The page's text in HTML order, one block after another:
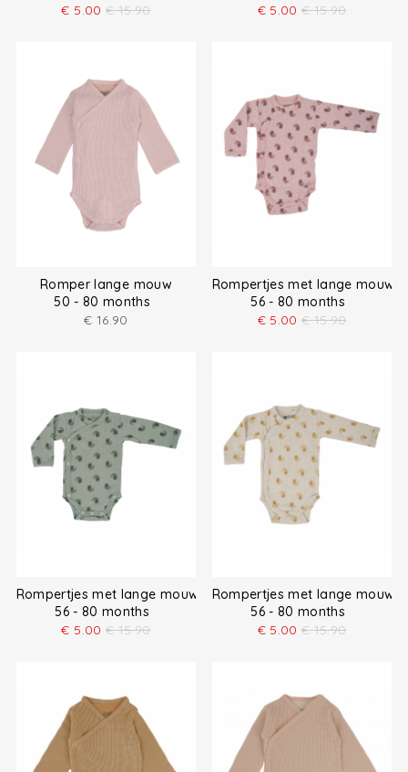
€ 5.00 € 15.90
€ 5.00 € 15.90
Romper lange mouw
50 - 80 months
€ 16.90
Rompertjes met lange mouw
56 - 80 months
€ 5.00 € 15.90
Rompertjes met lange mouw
56 - 80 months
€ 5.00 € 15.90
Rompertjes met lange mouw
56 - 80 months
€ 5.00 € 15.90